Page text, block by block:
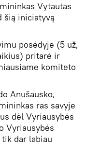
Vytautas
šią iniciatyvą
posėdyje (5 už,
pritarė ir
komiteto
Anušausko,
ras savyje
dėl Vyriausybės
Vyriausybės
dar labiau